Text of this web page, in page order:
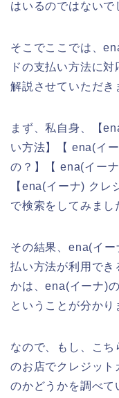
はいるのではないで
そこでここでは、
ドの支払い方法に
解説させていただき
まず、私自身、【
い方法】【 ena(イ
の？】【 ena(イー
【ena(イーナ) ク
で検索をしてみまし
その結果、ena(イ
払い方法が利用でき
かは、ena(イーナ)
ということが分かり
なので、もし、こ
のお店でクレジット
のかどうかを調べ